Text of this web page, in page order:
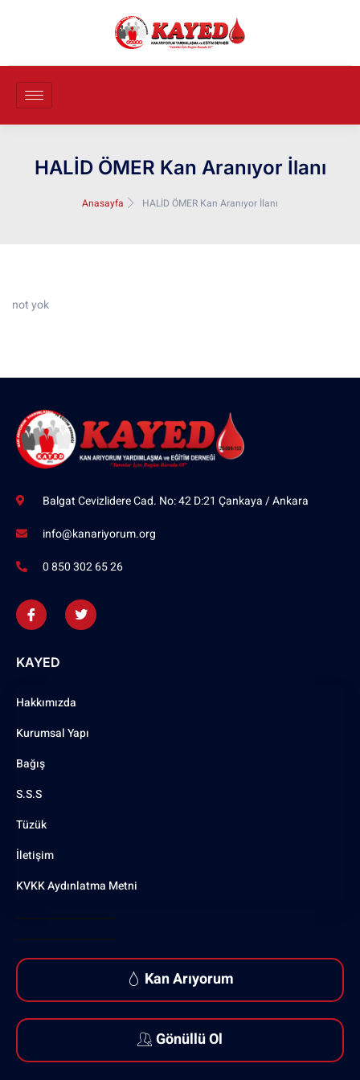
HALİD ÖMER Kan Aranıyor İlanı
Anasayfa HALİD ÖMER Kan Aranıyor İlanı
not yok
Balgat Cevizlidere Cad. No: 42 D:21 Çankaya / Ankara
info@kanariyorum.org
0 850 302 65 26
KAYED
Hakkımızda
Kurumsal Yapı
Bağış
S.S.S
Tüzük
İletişim
KVKK Aydınlatma Metni
Kan Arıyorum
Gönüllü Ol